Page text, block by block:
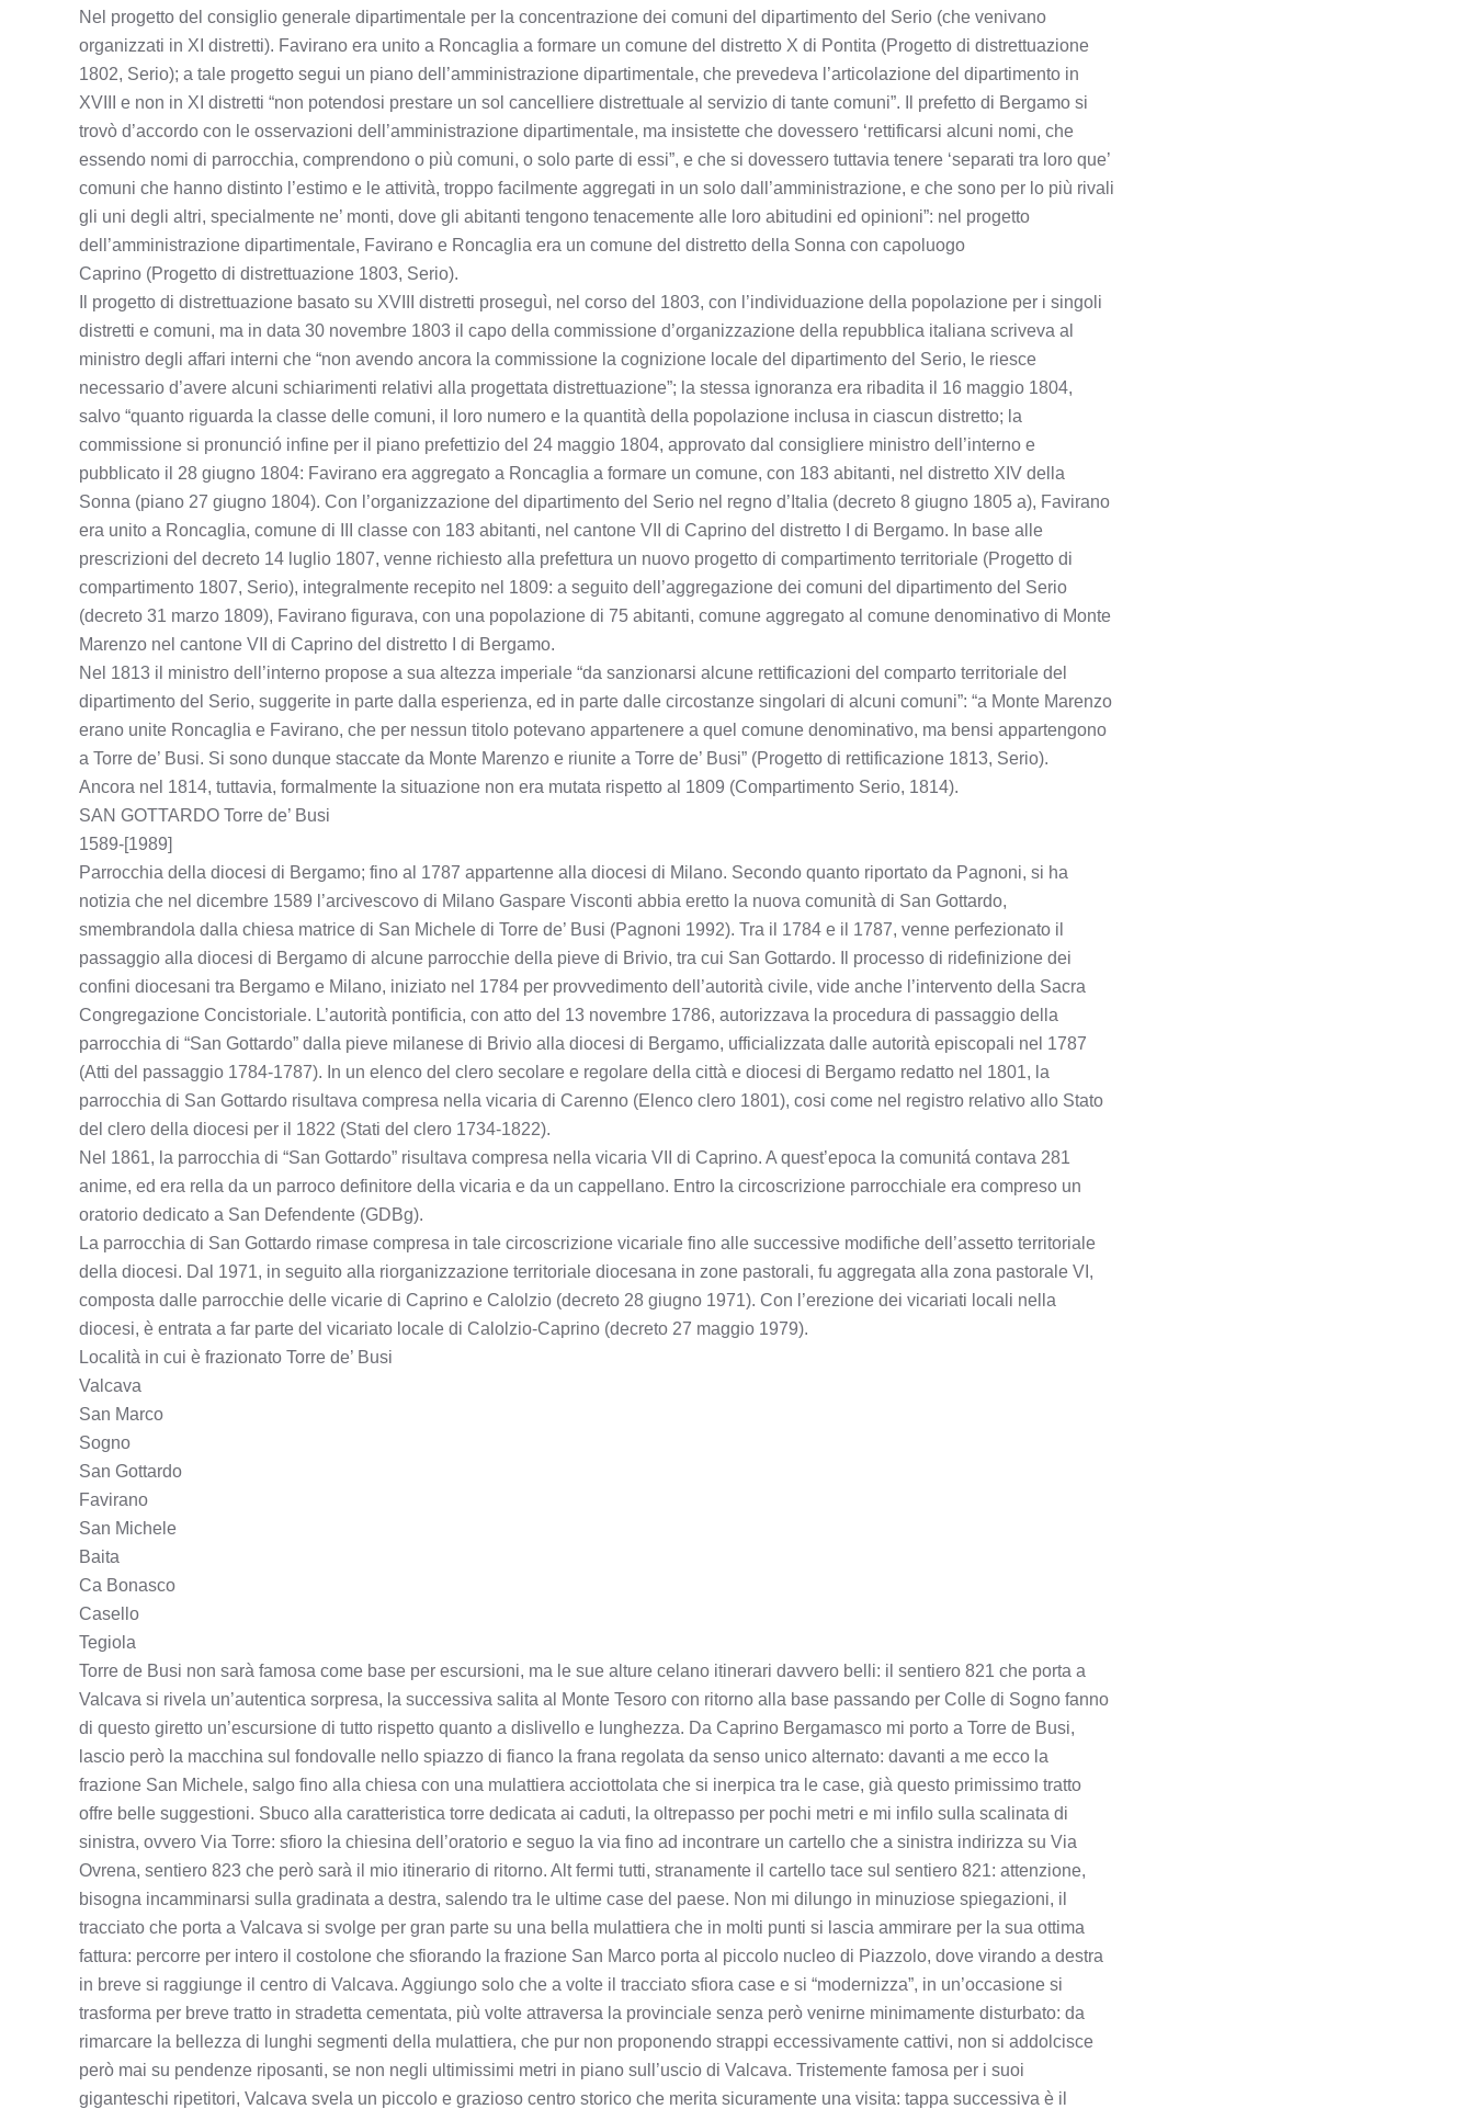
Nel progetto del consiglio generale dipartimentale per la concentrazione dei comuni del dipartimento del Serio (che venivano
organizzati in XI distretti). Favirano era unito a Roncaglia a formare un comune del distretto X di Pontita (Progetto di distrettuazione
1802, Serio); a tale progetto segui un piano dell’amministrazione dipartimentale, che prevedeva l’articolazione del dipartimento in
XVIII e non in XI distretti “non potendosi prestare un sol cancelliere distrettuale al servizio di tante comuni”. Il prefetto di Bergamo si
trovò d’accordo con le osservazioni dell’amministrazione dipartimentale, ma insistette che dovessero ‘rettificarsi alcuni nomi, che
essendo nomi di parrocchia, comprendono o più comuni, o solo parte di essi”, e che si dovessero tuttavia tenere ‘separati tra loro que’
comuni che hanno distinto l’estimo e le attività, troppo facilmente aggregati in un solo dall’amministrazione, e che sono per lo più rivali
gli uni degli altri, specialmente ne’ monti, dove gli abitanti tengono tenacemente alle loro abitudini ed opinioni”: nel progetto
dell’amministrazione dipartimentale, Favirano e Roncaglia era un comune del distretto della Sonna con capoluogo
Caprino (Progetto di distrettuazione 1803, Serio).
Il progetto di distrettuazione basato su XVIII distretti proseguì, nel corso del 1803, con l’individuazione della popolazione per i singoli
distretti e comuni, ma in data 30 novembre 1803 il capo della commissione d’organizzazione della repubblica italiana scriveva al
ministro degli affari interni che “non avendo ancora la commissione la cognizione locale del dipartimento del Serio, le riesce
necessario d’avere alcuni schiarimenti relativi alla progettata distrettuazione”; la stessa ignoranza era ribadita il 16 maggio 1804,
salvo “quanto riguarda la classe delle comuni, il loro numero e la quantità della popolazione inclusa in ciascun distretto; la
commissione si pronunció infine per il piano prefettizio del 24 maggio 1804, approvato dal consigliere ministro dell’interno e
pubblicato il 28 giugno 1804: Favirano era aggregato a Roncaglia a formare un comune, con 183 abitanti, nel distretto XIV della
Sonna (piano 27 giugno 1804). Con l’organizzazione del dipartimento del Serio nel regno d’Italia (decreto 8 giugno 1805 a), Favirano
era unito a Roncaglia, comune di III classe con 183 abitanti, nel cantone VII di Caprino del distretto I di Bergamo. In base alle
prescrizioni del decreto 14 luglio 1807, venne richiesto alla prefettura un nuovo progetto di compartimento territoriale (Progetto di
compartimento 1807, Serio), integralmente recepito nel 1809: a seguito dell’aggregazione dei comuni del dipartimento del Serio
(decreto 31 marzo 1809), Favirano figurava, con una popolazione di 75 abitanti, comune aggregato al comune denominativo di Monte
Marenzo nel cantone VII di Caprino del distretto I di Bergamo.
Nel 1813 il ministro dell’interno propose a sua altezza imperiale “da sanzionarsi alcune rettificazioni del comparto territoriale del
dipartimento del Serio, suggerite in parte dalla esperienza, ed in parte dalle circostanze singolari di alcuni comuni”: “a Monte Marenzo
erano unite Roncaglia e Favirano, che per nessun titolo potevano appartenere a quel comune denominativo, ma bensi appartengono
a Torre de’ Busi. Si sono dunque staccate da Monte Marenzo e riunite a Torre de’ Busi” (Progetto di rettificazione 1813, Serio).
Ancora nel 1814, tuttavia, formalmente la situazione non era mutata rispetto al 1809 (Compartimento Serio, 1814).
SAN GOTTARDO Torre de’ Busi
1589-[1989]
Parrocchia della diocesi di Bergamo; fino al 1787 appartenne alla diocesi di Milano. Secondo quanto riportato da Pagnoni, si ha
notizia che nel dicembre 1589 l’arcivescovo di Milano Gaspare Visconti abbia eretto la nuova comunità di San Gottardo,
smembrandola dalla chiesa matrice di San Michele di Torre de’ Busi (Pagnoni 1992). Tra il 1784 e il 1787, venne perfezionato il
passaggio alla diocesi di Bergamo di alcune parrocchie della pieve di Brivio, tra cui San Gottardo. Il processo di ridefinizione dei
confini diocesani tra Bergamo e Milano, iniziato nel 1784 per provvedimento dell’autorità civile, vide anche l’intervento della Sacra
Congregazione Concistoriale. L’autorità pontificia, con atto del 13 novembre 1786, autorizzava la procedura di passaggio della
parrocchia di “San Gottardo” dalla pieve milanese di Brivio alla diocesi di Bergamo, ufficializzata dalle autorità episcopali nel 1787
(Atti del passaggio 1784-1787). In un elenco del clero secolare e regolare della città e diocesi di Bergamo redatto nel 1801, la
parrocchia di San Gottardo risultava compresa nella vicaria di Carenno (Elenco clero 1801), cosi come nel registro relativo allo Stato
del clero della diocesi per il 1822 (Stati del clero 1734-1822).
Nel 1861, la parrocchia di “San Gottardo” risultava compresa nella vicaria VII di Caprino. A quest’epoca la comunitá contava 281
anime, ed era rella da un parroco definitore della vicaria e da un cappellano. Entro la circoscrizione parrocchiale era compreso un
oratorio dedicato a San Defendente (GDBg).
La parrocchia di San Gottardo rimase compresa in tale circoscrizione vicariale fino alle successive modifiche dell’assetto territoriale
della diocesi. Dal 1971, in seguito alla riorganizzazione territoriale diocesana in zone pastorali, fu aggregata alla zona pastorale VI,
composta dalle parrocchie delle vicarie di Caprino e Calolzio (decreto 28 giugno 1971). Con l’erezione dei vicariati locali nella
diocesi, è entrata a far parte del vicariato locale di Calolzio-Caprino (decreto 27 maggio 1979).
Località in cui è frazionato Torre de’ Busi
Valcava
San Marco
Sogno
San Gottardo
Favirano
San Michele
Baita
Ca Bonasco
Casello
Tegiola
Torre de Busi non sarà famosa come base per escursioni, ma le sue alture celano itinerari davvero belli: il sentiero 821 che porta a
Valcava si rivela un’autentica sorpresa, la successiva salita al Monte Tesoro con ritorno alla base passando per Colle di Sogno fanno
di questo giretto un’escursione di tutto rispetto quanto a dislivello e lunghezza. Da Caprino Bergamasco mi porto a Torre de Busi,
lascio però la macchina sul fondovalle nello spiazzo di fianco la frana regolata da senso unico alternato: davanti a me ecco la
frazione San Michele, salgo fino alla chiesa con una mulattiera acciottolata che si inerpica tra le case, già questo primissimo tratto
offre belle suggestioni. Sbuco alla caratteristica torre dedicata ai caduti, la oltrepasso per pochi metri e mi infilo sulla scalinata di
sinistra, ovvero Via Torre: sfioro la chiesina dell’oratorio e seguo la via fino ad incontrare un cartello che a sinistra indirizza su Via
Ovrena, sentiero 823 che però sarà il mio itinerario di ritorno. Alt fermi tutti, stranamente il cartello tace sul sentiero 821: attenzione,
bisogna incamminarsi sulla gradinata a destra, salendo tra le ultime case del paese. Non mi dilungo in minuziose spiegazioni, il
tracciato che porta a Valcava si svolge per gran parte su una bella mulattiera che in molti punti si lascia ammirare per la sua ottima
fattura: percorre per intero il costolone che sfiorando la frazione San Marco porta al piccolo nucleo di Piazzolo, dove virando a destra
in breve si raggiunge il centro di Valcava. Aggiungo solo che a volte il tracciato sfiora case e si “modernizza”, in un’occasione si
trasforma per breve tratto in stradetta cementata, più volte attraversa la provinciale senza però venirne minimamente disturbato: da
rimarcare la bellezza di lunghi segmenti della mulattiera, che pur non proponendo strappi eccessivamente cattivi, non si addolcisce
però mai su pendenze riposanti, se non negli ultimissimi metri in piano sull’uscio di Valcava. Tristemente famosa per i suoi
giganteschi ripetitori, Valcava svela un piccolo e grazioso centro storico che merita sicuramente una visita: tappa successiva è il